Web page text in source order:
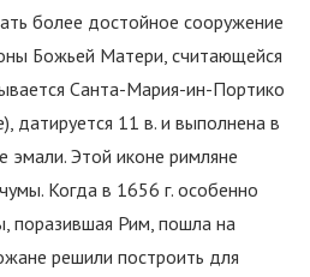
более достойное сооружение
Божьей Матери, считающейся
Санта-Мария-ин-Портико
датируется 11 в. и выполнена в
эмали. Этой иконе римляне
Когда в 1656 г. особенно
поразившая Рим, пошла на
решили построить для